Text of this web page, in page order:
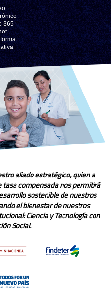
365
aliado estratégico, quien a
tasa compensada nos permitirá
sostenible de nuestros
el bienestar de nuestros
Ciencia y Tecnología con
Social.